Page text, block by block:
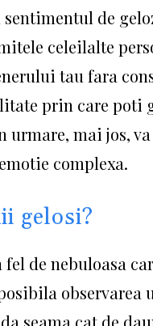
de
celeilalte
tau fara
prin care poti
mai jos,
complexa.
gelosi?
de nebuloasa
seama cat de